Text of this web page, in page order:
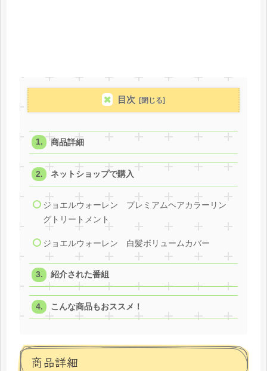
目次
商品詳細
ネットショップで購入
ジョエルウォーレン プレミアムヘアカラーリン
グトリートメント
ジョエルウォーレン 白髪ボリュームカバー
紹介された番組
こんな商品もおススメ！
商品詳細